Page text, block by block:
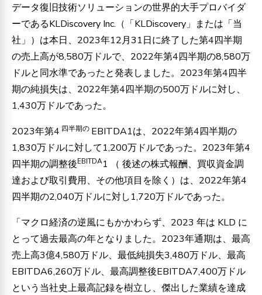
データ復旧技術ソリューションの世界的大手プロバイダ
ーであるKLDiscovery Inc.（「KLDiscovery」または「当
社」）は本日、2023年12月31日に終了した第4四半期
の売上高が8,580万ドルで、2022年第4四半期の8,580万
ドルと同水準であったと発表しました。2023年第4四半
期の純損失は、2022年第4四半期の500万ドルに対し、
1,430万ドルであった。
2023年第4 四半期の EBITDA1は、2022年第4四半期の
1,830万ドルに対して1,200万ドルであった。2023年第4
四半期の調整後EBITDA1 （ 後述の株式報酬、買収資金調
達および取引費用、その他項目を除く）は、2022年第4
四半期の2,040万ドルに対し1,720万ドルであった。
「マクロ経済の逆風にもかかわらず、2023 年は KLD に
とって過去最高の年となりました。2023年通期は、最高
売上高3億4,580万ドル、最低純損失3,480万ドル、最高
EBITDA6,260万ドル、最高調整後EBITDA7,400万ドル
という当社史上最高記録を樹立し、傑出した業績を達成